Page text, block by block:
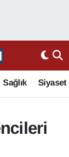
Sağlık Siyaset